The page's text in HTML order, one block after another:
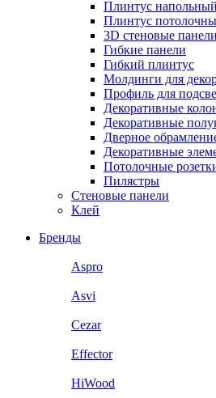
Плинтус напольный
Плинтус
3D стеновые панели
Гибкие панели
Гибкий плинтус
Молдинги для
Профиль для
Декоративные
Декоративные
Дверное
Декоративные
Потолочные
Пилястры
Стеновые панели
Клей
Бренды
Aspro
Asvi
Cezar
Effector
HiWood